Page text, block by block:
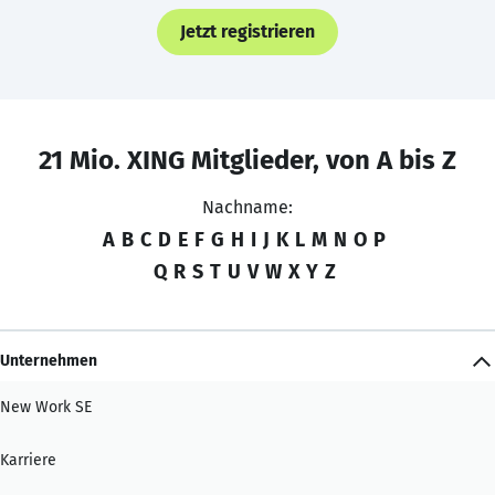
Jetzt registrieren
21 Mio. XING Mitglieder, von A bis Z
Nachname:
A B C D E F G H I J K L M N O P
Q R S T U V W X Y Z
Unternehmen
New Work SE
Karriere